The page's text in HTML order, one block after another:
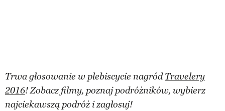
Trwa głosowanie w plebiscycie nagródTravelery
2016! Zobacz filmy, poznaj podróżników, wybierz
najciekawszą podróż i zagłosuj!